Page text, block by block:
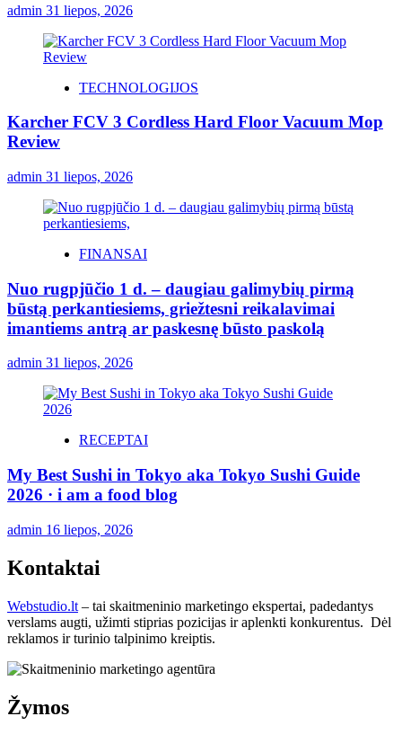
admin 31 liepos, 2026
TECHNOLOGIJOS
Karcher FCV 3 Cordless Hard Floor Vacuum Mop
Review
admin 31 liepos, 2026
FINANSAI
Nuo rugpjūčio 1 d. – daugiau galimybių pirmą
būstą perkantiesiems, griežtesni reikalavimai
imantiems antrą ar paskesnę būsto paskolą
admin 31 liepos, 2026
RECEPTAI
My Best Sushi in Tokyo aka Tokyo Sushi Guide
2026 · i am a food blog
admin 16 liepos, 2026
Kontaktai
Webstudio.lt – tai skaitmeninio marketingo ekspertai, padedantys
verslams augti, užimti stiprias pozicijas ir aplenkti konkurentus. Dėl
reklamos ir turinio talpinimo kreiptis.
Žymos